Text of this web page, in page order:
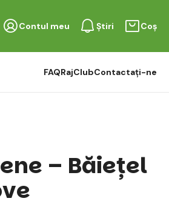
Contul meu Știri Coș
FAQRajClubContactați-ne
– Băiețel